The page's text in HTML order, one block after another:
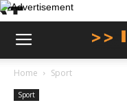
Home Sport
Sport